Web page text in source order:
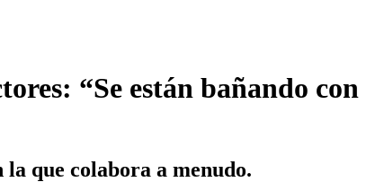
“Se están bañando con
que colabora a menudo.